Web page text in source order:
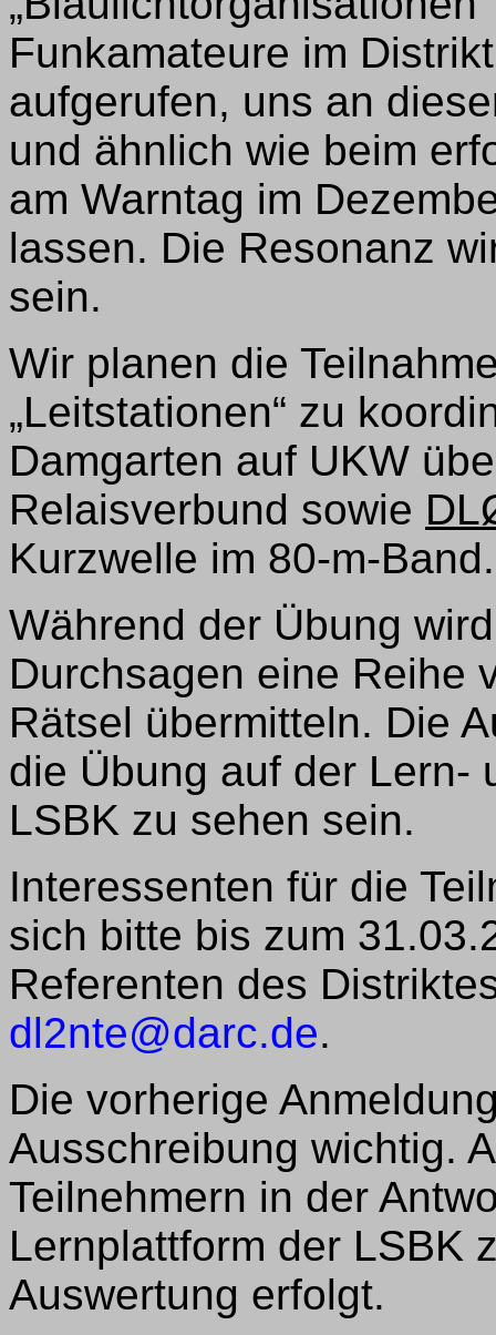
Funkamateure im
aufgerufen, uns an
und ähnlich wie beim
am Warntag im
lassen. Die Resonanz
sein.
Wir planen die
„Leitstationen“ zu
Damgarten auf UKW
Relaisverbund sowie
Kurzwelle im 80-m-Band.
Während der Übung
Durchsagen eine Reihe
Rätsel übermitteln. Die
die Übung auf der Lern-
LSBK zu sehen sein.
Interessenten für die
sich bitte bis zum
Referenten des
dl2nte@darc.de.
Die vorherige
Ausschreibung wichtig.
Teilnehmern in der
Lernplattform der LSBK
Auswertung erfolgt.